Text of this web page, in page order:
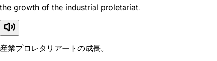
the growth of the industrial proletariat.
産業プロレタリアートの成長。